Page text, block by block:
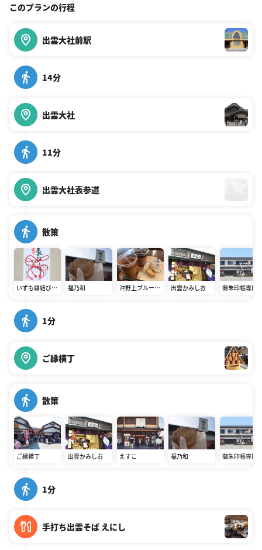
このプランの行程
出雲大社前駅
14分
出雲大社
11分
出雲大社表参道
散策
いずも縁結び本
福乃和
沖野上ブルーカ
出雲かみしお
御朱印帳専門
1分
ご縁横丁
散策
ご縁横丁 出雲かみしお えすこ 福乃和
御朱印帳専門
1分
手打ち出雲そば えにし